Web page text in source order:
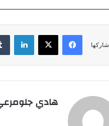
شاركها
فيسبوك ‫X
هادي